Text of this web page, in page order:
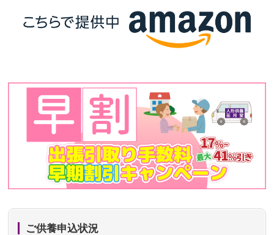
ご供養申込状況